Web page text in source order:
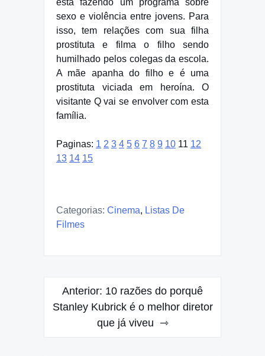
está fazendo um programa sobre
sexo e violência entre jovens. Para
isso, tem relações com sua filha
prostituta e filma o filho sendo
humilhado pelos colegas da escola.
A mãe apanha do filho e é uma
prostituta viciada em heroína. O
visitante Q vai se envolver com esta
família.
Paginas: 1 2 3 4 5 6 7 8 9 10 11 12
13 14 15
Categorias: Cinema, Listas De
Filmes
Navegação
de
Anterior: 10 razões do porquê
Stanley Kubrick é o melhor diretor
que já viveu